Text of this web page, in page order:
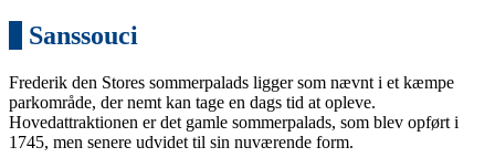
Sanssouci
Frederik den Stores sommerpalads ligger som nævnt i et kæmpe
parkområde, der nemt kan tage en dags tid at opleve.
Hovedattraktionen er det gamle sommerpalads, som blev opført i
1745, men senere udvidet til sin nuværende form.